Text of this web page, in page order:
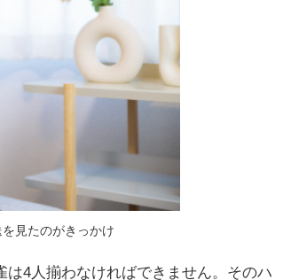
見たのがきっかけ
4人揃わなければできません。そのハ